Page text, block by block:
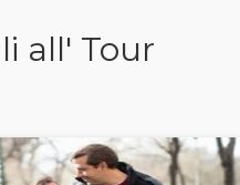
all' Tour